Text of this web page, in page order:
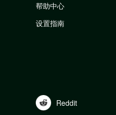
帮助中心
设置指南
Reddit